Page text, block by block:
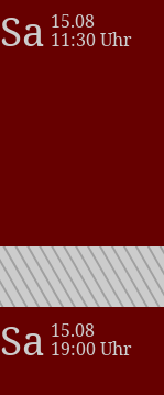
Sa 15.08
11:30 Uhr
Sa 15.08
19:00 Uhr